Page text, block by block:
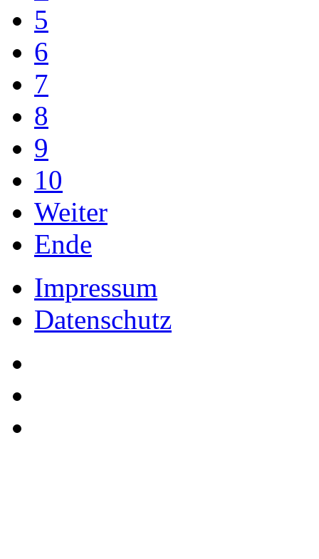
5
6
7
8
9
10
Weiter
Ende
Impressum
Datenschutz